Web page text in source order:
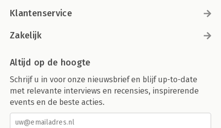
Klantenservice
Zakelijk
Altijd op de hoogte
Schrijf u in voor onze nieuwsbrief en blijf up-to-date
met relevante interviews en recensies, inspirerende
events en de beste acties.